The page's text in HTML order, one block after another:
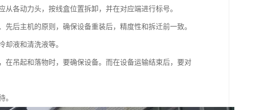
各动力头，按线盒位置拆卸，并在对应端进行标号。
后主机的原则，确保设备重装后，精度性和拆迁前一致。
却液和清洗液等。
吊起和落物时，要确保设备。而在设备运输结束后，要对
。